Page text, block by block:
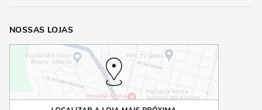
NOSSAS LOJAS